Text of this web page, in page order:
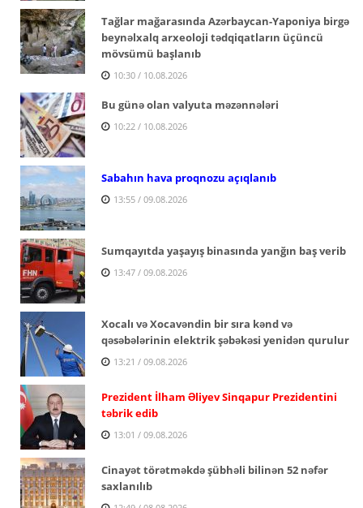
Tağlar mağarasında Azərbaycan-Yaponiya birgə
beynəlxalq arxeoloji tədqiqatların üçüncü
mövsümü başlanıb
10:30 / 10.08.2026
Bu günə olan valyuta məzənnələri
10:22 / 10.08.2026
Sabahın hava proqnozu açıqlanıb
13:55 / 09.08.2026
Sumqayıtda yaşayış binasında yanğın baş verib
13:47 / 09.08.2026
Xocalı və Xocavəndin bir sıra kənd və
qəsəbələrinin elektrik şəbəkəsi yenidən qurulur
13:21 / 09.08.2026
Prezident İlham Əliyev Sinqapur Prezidentini
təbrik edib
13:01 / 09.08.2026
Cinayət törətməkdə şübhəli bilinən 52 nəfər
saxlanılıb